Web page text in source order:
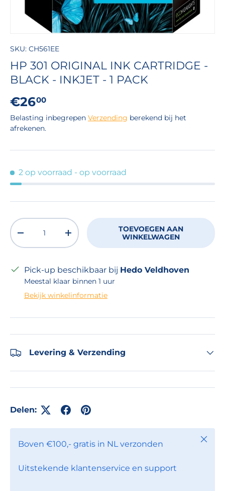
SKU: CH561EE
HP 301 ORIGINAL INK CARTRIDGE -
BLACK - INKJET - 1 PACK
Reguliere prijs
€2600
Belasting inbegrepen Verzending berekend bij het
afrekenen.
2 op voorraad - op voorraad
Aantal
VERLAAG DE HOEVEELHEID
VERHOOG DE HOEVEELHEID
TOEVOEGEN AAN
WINKELWAGEN
Pick-up beschikbaar bij Hedo Veldhoven
Meestal klaar binnen 1 uur
Bekijk winkelinformatie
Levering & Verzending
Delen:
Boven €100,- gratis in NL verzonden
Uitstekende klantenservice en support